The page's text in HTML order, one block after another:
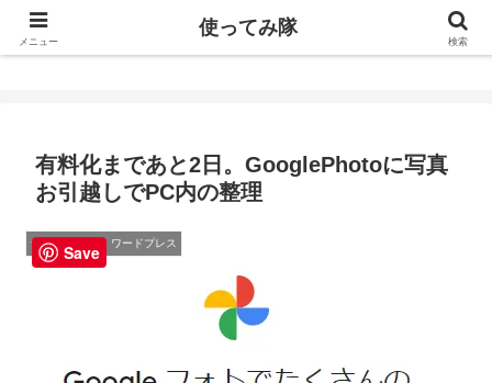
使ってみ隊
有料化まであと2日。GooglePhotoに写真
お引越しでPC内の整理
サイト・WEB・ワードプレス
メニュー
使ってみ隊
検索
Save